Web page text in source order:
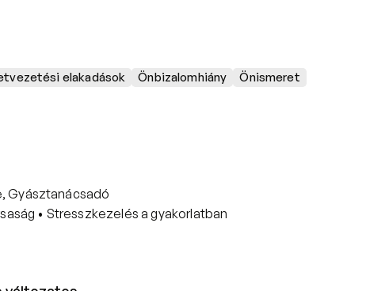
elakadások Önbizalomhiány
Önismeret
Gyásztanácsadó
• Stresszkezelés a gyakorlatban